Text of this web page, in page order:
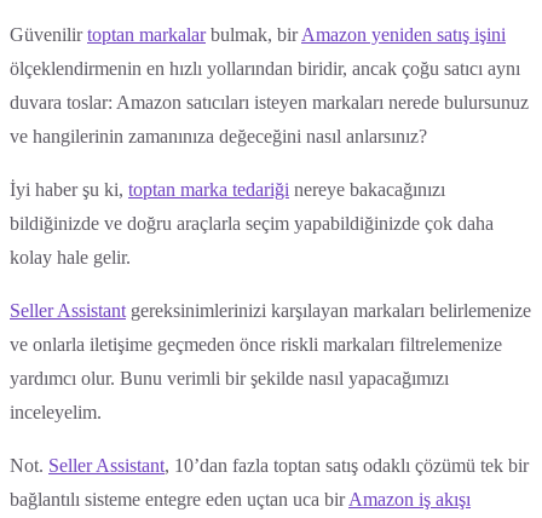
Güvenilirtoptan markalarbulmak, birAmazon yeniden satış işini
ölçeklendirmenin en hızlı yollarından biridir, ancak çoğu satıcı aynı
duvara toslar: Amazon satıcıları isteyen markaları nerede bulursunuz
ve hangilerinin zamanınıza değeceğini nasıl anlarsınız?
İyi haber şu ki, toptan marka tedariği nereye bakacağınızı
bildiğinizde ve doğru araçlarla seçim yapabildiğinizde çok daha
kolay hale gelir.
Seller Assistant gereksinimlerinizi karşılayan markaları belirlemenize
ve onlarla iletişime geçmeden önce riskli markaları filtrelemenize
yardımcı olur. Bunu verimli bir şekilde nasıl yapacağımızı
inceleyelim.
Not. Seller Assistant, 10’dan fazla toptan satış odaklı çözümü tek bir
bağlantılı sisteme entegre eden uçtan uca birAmazon iş akışı